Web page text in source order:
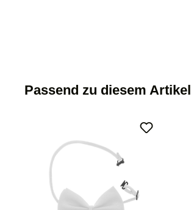
Passend zu diesem Artikel